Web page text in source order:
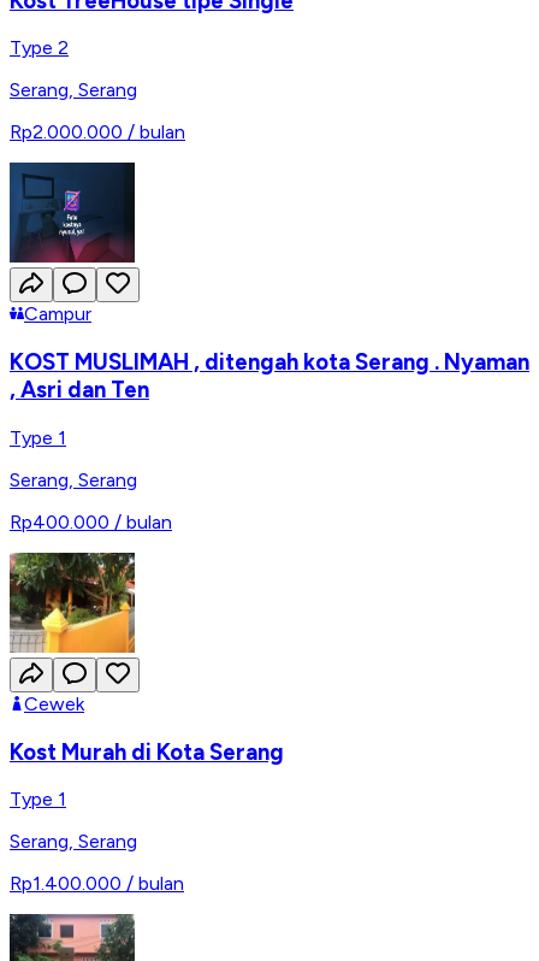
Type 2
Serang, Serang
Rp2.000.000 / bulan
Campur
KOST MUSLIMAH , ditengah kota Serang . Nyaman
, Asri dan Ten
Type 1
Serang, Serang
Rp400.000 / bulan
Cewek
Kost Murah di Kota Serang
Type 1
Serang, Serang
Rp1.400.000 / bulan